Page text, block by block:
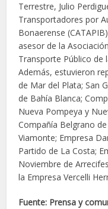
Terrestre, Julio
Transportadores por
Bonaerense
asesor de la
Transporte Público de
Además, estuvieron
de Mar del Plata; San
de Bahía Blanca;
Nueva Pompeya y
Compañía Belgrano
Viamonte; Empresa
Partido de La Costa;
Noviembre de
la Empresa Vercelli
Fuente: Prensa y